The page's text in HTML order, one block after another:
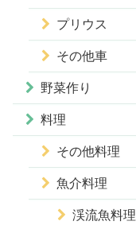
プリウス
その他車
野菜作り
料理
その他料理
魚介料理
渓流魚料理